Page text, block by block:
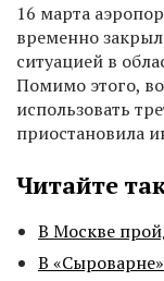
16 марта
временно
ситуацией в
Помимо этого,
использовать
приостановила
Читайте
В Москве
В